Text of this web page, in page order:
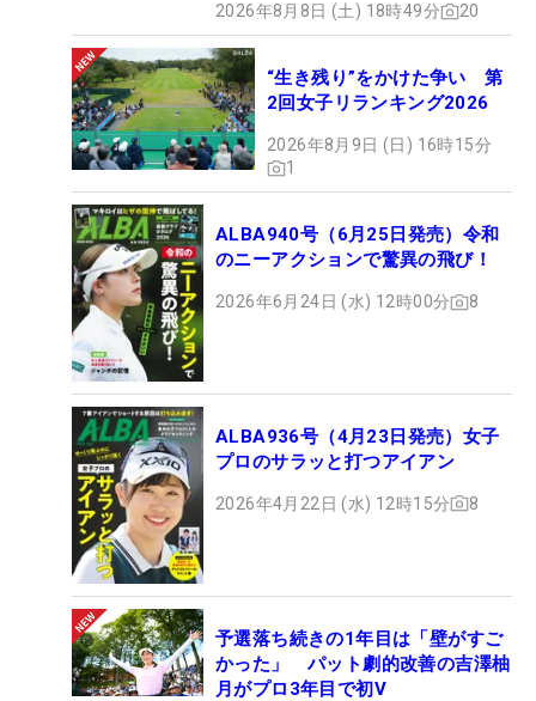
2026年8月8日 (土) 18時49分 20
“生き残り”をかけた争い 第
2回女子リランキング2026
2026年8月9日 (日) 16時15分
1
ALBA940号（6月25日発売）令和
のニーアクションで驚異の飛び！
2026年6月24日 (水) 12時00分 8
ALBA936号（4月23日発売）女子
プロのサラッと打つアイアン
2026年4月22日 (水) 12時15分 8
予選落ち続きの1年目は「壁がすご
かった」 パット劇的改善の吉澤柚
月がプロ3年目で初V